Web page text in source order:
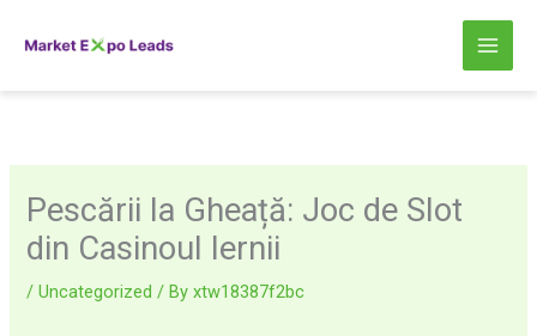
Pescării la Gheață: Joc de Slot
din Casinoul Iernii
/Uncategorized / Byxtw18387f2bc